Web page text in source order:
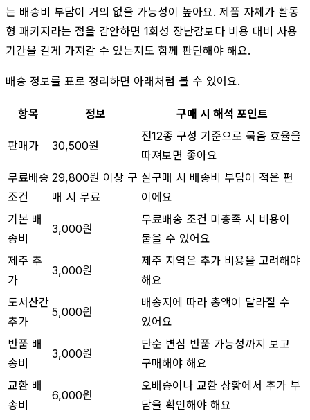
는 배송비 부담이 거의 없을 가능성이 높아요. 제품 자체가 활동
형 패키지라는 점을 감안하면 1회성 장난감보다 비용 대비 사용
기간을 길게 가져갈 수 있는지도 함께 판단해야 해요.
배송 정보를 표로 정리하면 아래처럼 볼 수 있어요.
항목 정보 구매 시 해석 포인트
판매가 30,500원
전12종 구성 기준으로 묶음 효율을
따져보면 좋아요
무료배송
조건
29,800원 이상 구
매 시 무료
실구매 시 배송비 부담이 적은 편
이에요
기본 배
송비
3,000원
무료배송 조건 미충족 시 비용이
붙을 수 있어요
제주 추
가
3,000원
제주 지역은 추가 비용을 고려해야
해요
도서산간
추가
5,000원
배송지에 따라 총액이 달라질 수
있어요
반품 배
송비
3,000원
단순 변심 반품 가능성까지 보고
구매해야 해요
교환 배
송비
6,000원
오배송이나 교환 상황에서 추가 부
담을 확인해야 해요